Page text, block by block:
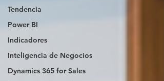
Tendencia
Power BI
Indicadores
Inteligencia de Negocios
Dynamics 365 for Sales